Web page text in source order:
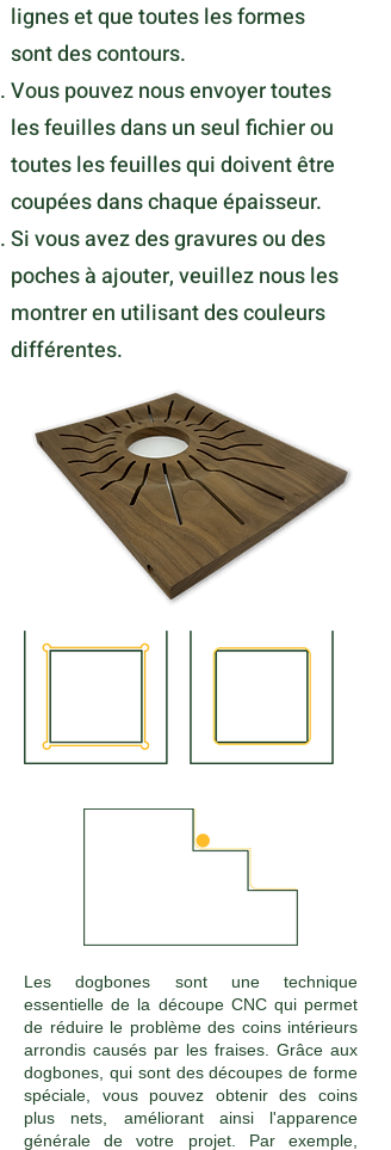
lignes et que toutes les formes
sont des contours.
Vous pouvez nous envoyer toutes
les feuilles dans un seul fichier ou
toutes les feuilles qui doivent être
coupées dans chaque épaisseur.
Si vous avez des gravures ou des
poches à ajouter, veuillez nous les
montrer en utilisant des couleurs
différentes.
Les dogbones sont une technique
essentielle de la découpe CNC qui permet
de réduire le problème des coins intérieurs
arrondis causés par les fraises. Grâce aux
dogbones, qui sont des découpes de forme
spéciale, vous pouvez obtenir des coins
plus nets, améliorant ainsi l'apparence
générale de votre projet. Par exemple,